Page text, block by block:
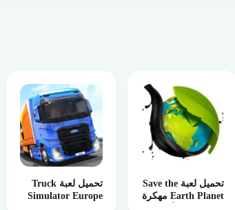
تحميل لعبة Save the
Earth Planet مهكرة
تحميل لعبة Truck
Simulator Europe